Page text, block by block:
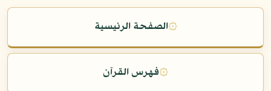
۞الصفحة الرئيسية
۞فهرس القرآن